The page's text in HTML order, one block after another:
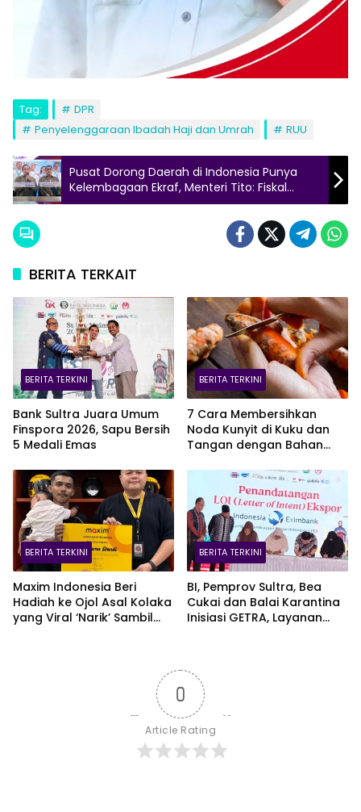
Tag:
DPR
Penyelenggaraan Ibadah Haji dan Umrah
RUU
Pusat Dorong Daerah di Indonesia Punya
Kelembagaan Ekraf, Menteri Tito: Fiskal
Rendah, Bisa Digabung!
BERITA TERKAIT
BERITA TERKINI
Bank Sultra Juara Umum
Finspora 2026, Sapu Bersih
5 Medali Emas
BERITA TERKINI
7 Cara Membersihkan
Noda Kunyit di Kuku dan
Tangan dengan Bahan
BERITA TERKINI
Maxim Indonesia Beri
Hadiah ke Ojol Asal Kolaka
yang Viral ‘Narik’ Sambil
BERITA TERKINI
BI, Pemprov Sultra, Bea
Cukai dan Balai Karantina
Inisiasi GETRA, Layanan
0
Article Rating